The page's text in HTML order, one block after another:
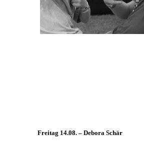
Freitag 14.08. – Debora Schär